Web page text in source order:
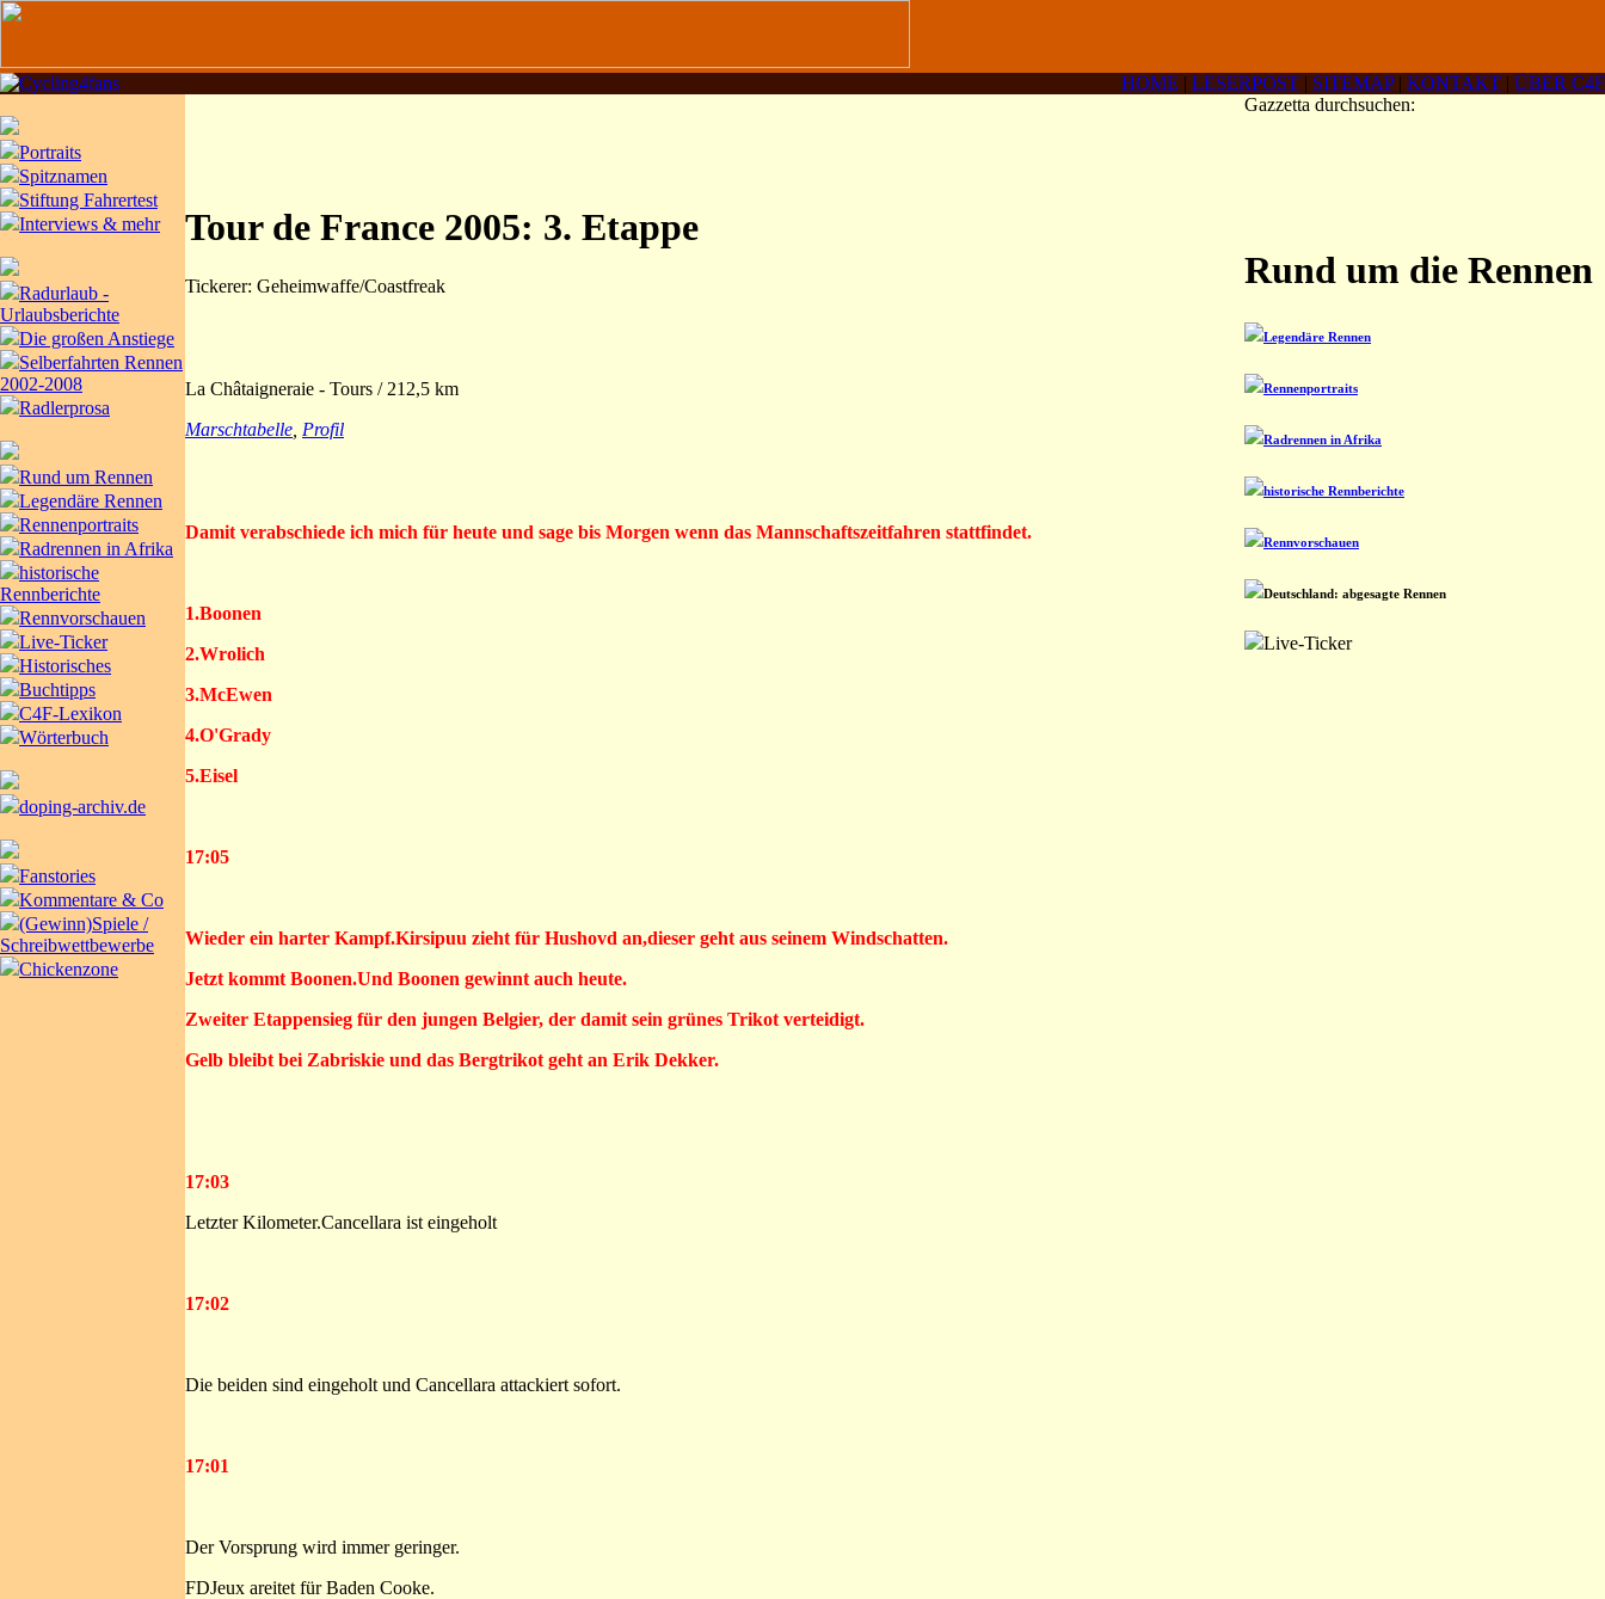
HOME | LESERPOST | SITEMAP| KONTAKT | ÜBER C4F
Portraits
Spitznamen
Stiftung Fahrertest
Interviews & mehr
Radurlaub -
Urlaubsberichte
Die großen Anstiege
Selberfahrten Rennen
2002-2008
Radlerprosa
Rund um Rennen
Legendäre Rennen
Rennenportraits
Radrennen in Afrika
historische
Rennberichte
Rennvorschauen
Live-Ticker
Historisches
Buchtipps
C4F-Lexikon
Wörterbuch
doping-archiv.de
Fanstories
Kommentare & Co
(Gewinn)Spiele /
Schreibwettbewerbe
Chickenzone
Tour de France 2005: 3. Etappe
Tickerer: Geheimwaffe/Coastfreak
La Châtaigneraie - Tours / 212,5 km
Marschtabelle Profil
Damit verabschiede ich mich für heute und sage bis Morgen wenn das Mannschaftszeitfahren stattfindet.
1.Boonen
2.Wrolich
3.McEwen
4.O'Grady
5.Eisel
17:05
Wieder ein harter Kampf.Kirsipuu zieht für Hushovd an,dieser geht aus seinem Windschatten.
Jetzt kommt Boonen.Und Boonen gewinnt auch heute.
Zweiter Etappensieg für den jungen Belgier, der damit sein grünes Trikot verteidigt.
Gelb bleibt bei Zabriskie und das Bergtrikot geht an Erik Dekker.
17:03
Letzter Kilometer.Cancellara ist eingeholt
17:02
Die beiden sind eingeholt und Cancellara attackiert sofort.
17:01
Der Vorsprung wird immer geringer.
FDJeux areitet für Baden Cooke.
Gazzetta durchsuchen:
Rund um die Rennen
Legendäre Rennen
Rennenportraits
Radrennen in Afrika
historische Rennberichte
Rennvorschauen
Deutschland: abgesagte Rennen
Live-Ticker